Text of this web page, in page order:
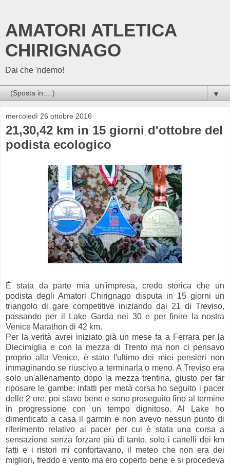
AMATORI ATLETICA
CHIRIGNAGO
Dai che 'ndemo!
▼
mercoledì 26 ottobre 2016
21,30,42 km in 15 giorni d'ottobre del
podista ecologico
È stata da parte mia un'impresa, credo storica che un
podista degli Amatori Chirignago disputa in 15 giorni un
triangolo di gare competitive iniziando dai 21 di Treviso,
passando per il Lake Garda nei 30 e per finire la nostra
Venice Marathon di 42 km.
Per la verità avrei iniziato già un mese fa a Ferrara per la
Diecimiglia e con la mezza di Trento ma non ci pensavo
proprio alla Venice, è stato l'ultimo dei miei pensieri non
immaginando se riuscivo a terminarla o meno. A Treviso era
solo un'allenamento dopo la mezza trentina, giusto per far
riposare le gambe: infatti per metà corsa ho seguito i pacer
delle 2 ore, poi stavo bene e sono proseguito fino al termine
in progressione con un tempo dignitoso. Al Lake ho
dimenticato a casa il garmin e non avevo nessun punto di
riferimento relativo ai pacer per cui è stata una corsa a
sensazione senza forzare più di tanto, solo i cartelli dei km
fatti e i ristori mi confortavano, il meteo che non era dei
migliori, freddo e vento ma ero coperto bene e si procedeva